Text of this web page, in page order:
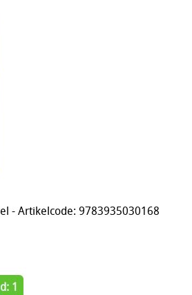
- Artikelcode: 9783935030168
1